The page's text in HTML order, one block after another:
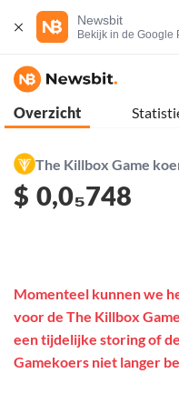
Newsbit
Bekijk in de Google
Overzicht
The Killbox Game
$ 0,0₅748
Momenteel kunnen we
voor de The Killbox
een tijdelijke storing of
Gamekoers niet langer